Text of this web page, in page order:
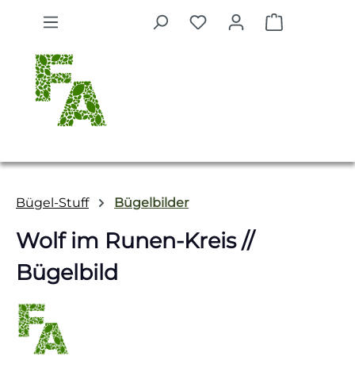
Zum Hauptinhalt springen
Bügel-Stuff Bügelbilder
Wolf im Runen-Kreis //
Bügelbild